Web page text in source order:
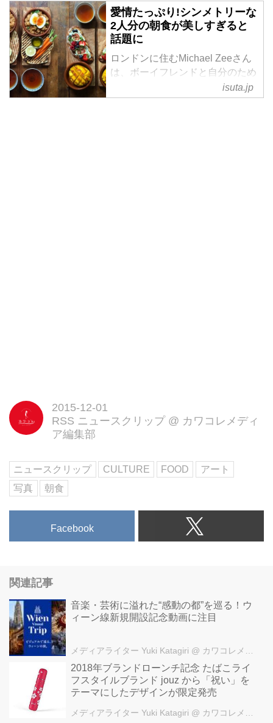
愛情たっぷり!シンメトリーな
2人分の朝食が美しすぎると
話題に
ロンドンに住むMichael Zeeさん
は、ボーイフレンドと自分のため
に、毎日驚くほど美しい朝食
「Symmetry Breakfast(シンメトリ
isuta.jp
2015-12-01
RSS ニュースクリップ @ カワコレメディ
ア編集部
ニュースクリップ CULTURE FOOD
アート
写真
朝食
Facebook
関連記事
音楽・芸術に溢れた“感動の都”を巡る！ウ
ィーン線新規開設記念動画に注目
メディアライター Yuki Katagiri @ カワコレメディア編集部
2018年ブランドローンチ記念 たばこライ
フスタイルブランド jouz から「祝い」を
テーマにしたデザインが限定発売
メディアライター Yuki Katagiri @ カワコレメディア編集部